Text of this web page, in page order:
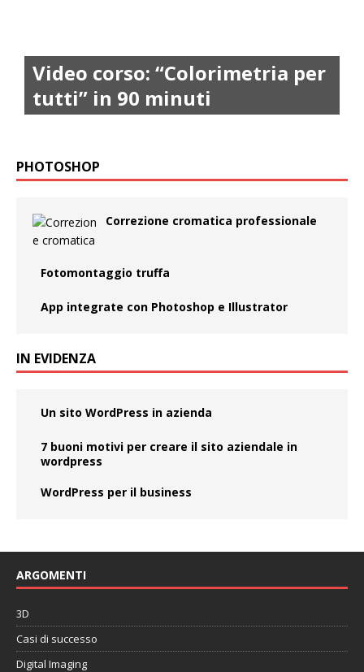
Video corso: “Colorimetria per
tutti” in 90 minuti
PHOTOSHOP
Correzione cromatica professionale
Fotomontaggio truffa
App integrate con Photoshop e Illustrator
IN EVIDENZA
Un sito WordPress in azienda
7 buoni motivi per creare il sito aziendale in
wordpress
WordPress per il business
ARGOMENTI
3D
Casi di successo
Digital Imaging